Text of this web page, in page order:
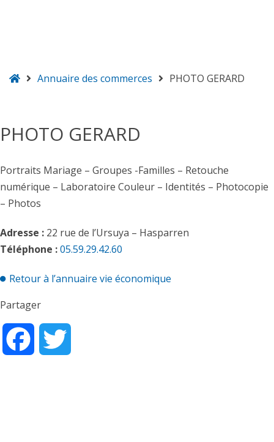
AccueilAnnuaire des commerces PHOTO GERARD
PHOTO GERARD
Portraits Mariage – Groupes -Familles – Retouche
numérique – Laboratoire Couleur – Identités – Photocopie
– Photos
Adresse : 22 rue de l’Ursuya – Hasparren
Téléphone :05.59.29.42.60
Retour à l’annuaire vie économique
Partager
Facebook